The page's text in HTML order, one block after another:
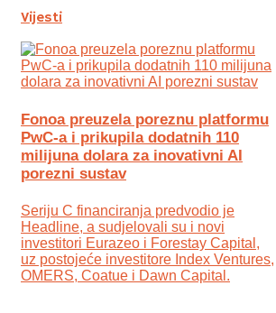
Vijesti
Fonoa preuzela poreznu platformu
PwC-a i prikupila dodatnih 110
milijuna dolara za inovativni AI
porezni sustav
Seriju C financiranja predvodio je
Headline, a sudjelovali su i novi
investitori Eurazeo i Forestay Capital,
uz postojeće investitore Index Ventures,
OMERS, Coatue i Dawn Capital.